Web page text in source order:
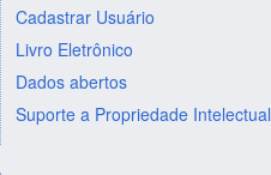
Cadastrar Usuário
Livro Eletrônico
Dados abertos
Suporte a Propriedade Intelectual